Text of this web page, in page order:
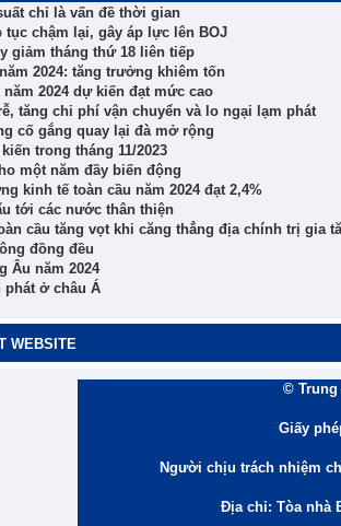
chỉ là vấn đề thời gian
tục chậm lại, gây áp lực lên BOJ
giảm tháng thứ 18 liên tiếp
2024: tăng trưởng khiêm tốn
2024 dự kiến đạt mức cao
tăng chi phí vận chuyển và lo ngại lạm phát
cố gắng quay lại đà mở rộng
trong tháng 11/2023
một năm đầy biến động
kinh tế toàn cầu năm 2024 đạt 2,4%
tới các nước thân thiện
cầu tăng vọt khi căng thẳng địa chính trị gia
đồng đều
Âu năm 2024
phát ở châu Á
WEBSITE
© Trung
Giấy
Người chịu trách nhiệm
Địa chỉ: Tòa nhà